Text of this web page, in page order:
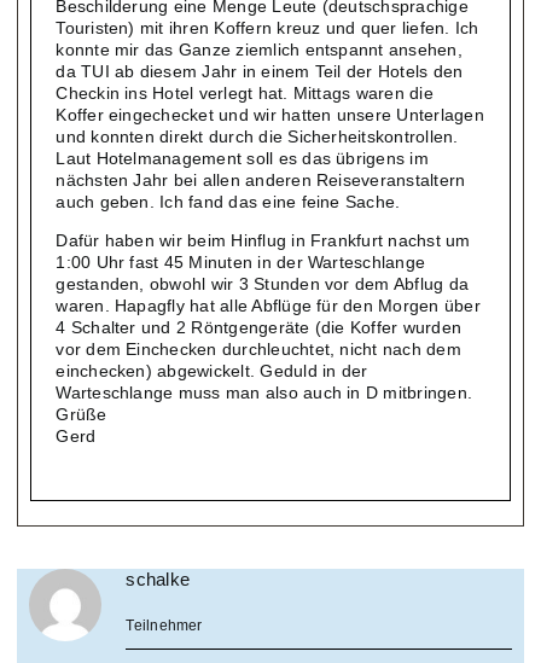
Beschilderung eine Menge Leute (deutschsprachige
Touristen) mit ihren Koffern kreuz und quer liefen. Ich
konnte mir das Ganze ziemlich entspannt ansehen,
da TUI ab diesem Jahr in einem Teil der Hotels den
Checkin ins Hotel verlegt hat. Mittags waren die
Koffer eingechecket und wir hatten unsere Unterlagen
und konnten direkt durch die Sicherheitskontrollen.
Laut Hotelmanagement soll es das übrigens im
nächsten Jahr bei allen anderen Reiseveranstaltern
auch geben. Ich fand das eine feine Sache.
Dafür haben wir beim Hinflug in Frankfurt nachst um
1:00 Uhr fast 45 Minuten in der Warteschlange
gestanden, obwohl wir 3 Stunden vor dem Abflug da
waren. Hapagfly hat alle Abflüge für den Morgen über
4 Schalter und 2 Röntgengeräte (die Koffer wurden
vor dem Einchecken durchleuchtet, nicht nach dem
einchecken) abgewickelt. Geduld in der
Warteschlange muss man also auch in D mitbringen.
Grüße
Gerd
schalke
Teilnehmer